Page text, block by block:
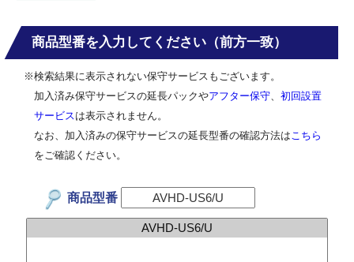
商品型番を入力してください（前方一致）
※検索結果に表示されない保守サービスもございます。
加入済み保守サービスの延長パックやアフター保守
初回設置
サービス は表示されません。
なお、加入済みの保守サービスの延長型番の確認方法は こちら
をご確認ください。
商品型番